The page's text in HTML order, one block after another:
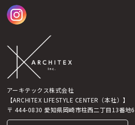
アーキテックス株式会社
【ARCHITEX LIFESTYLE CENTER（本社）】
〒 444-0830 愛知県岡崎市柱西二丁目13番地6